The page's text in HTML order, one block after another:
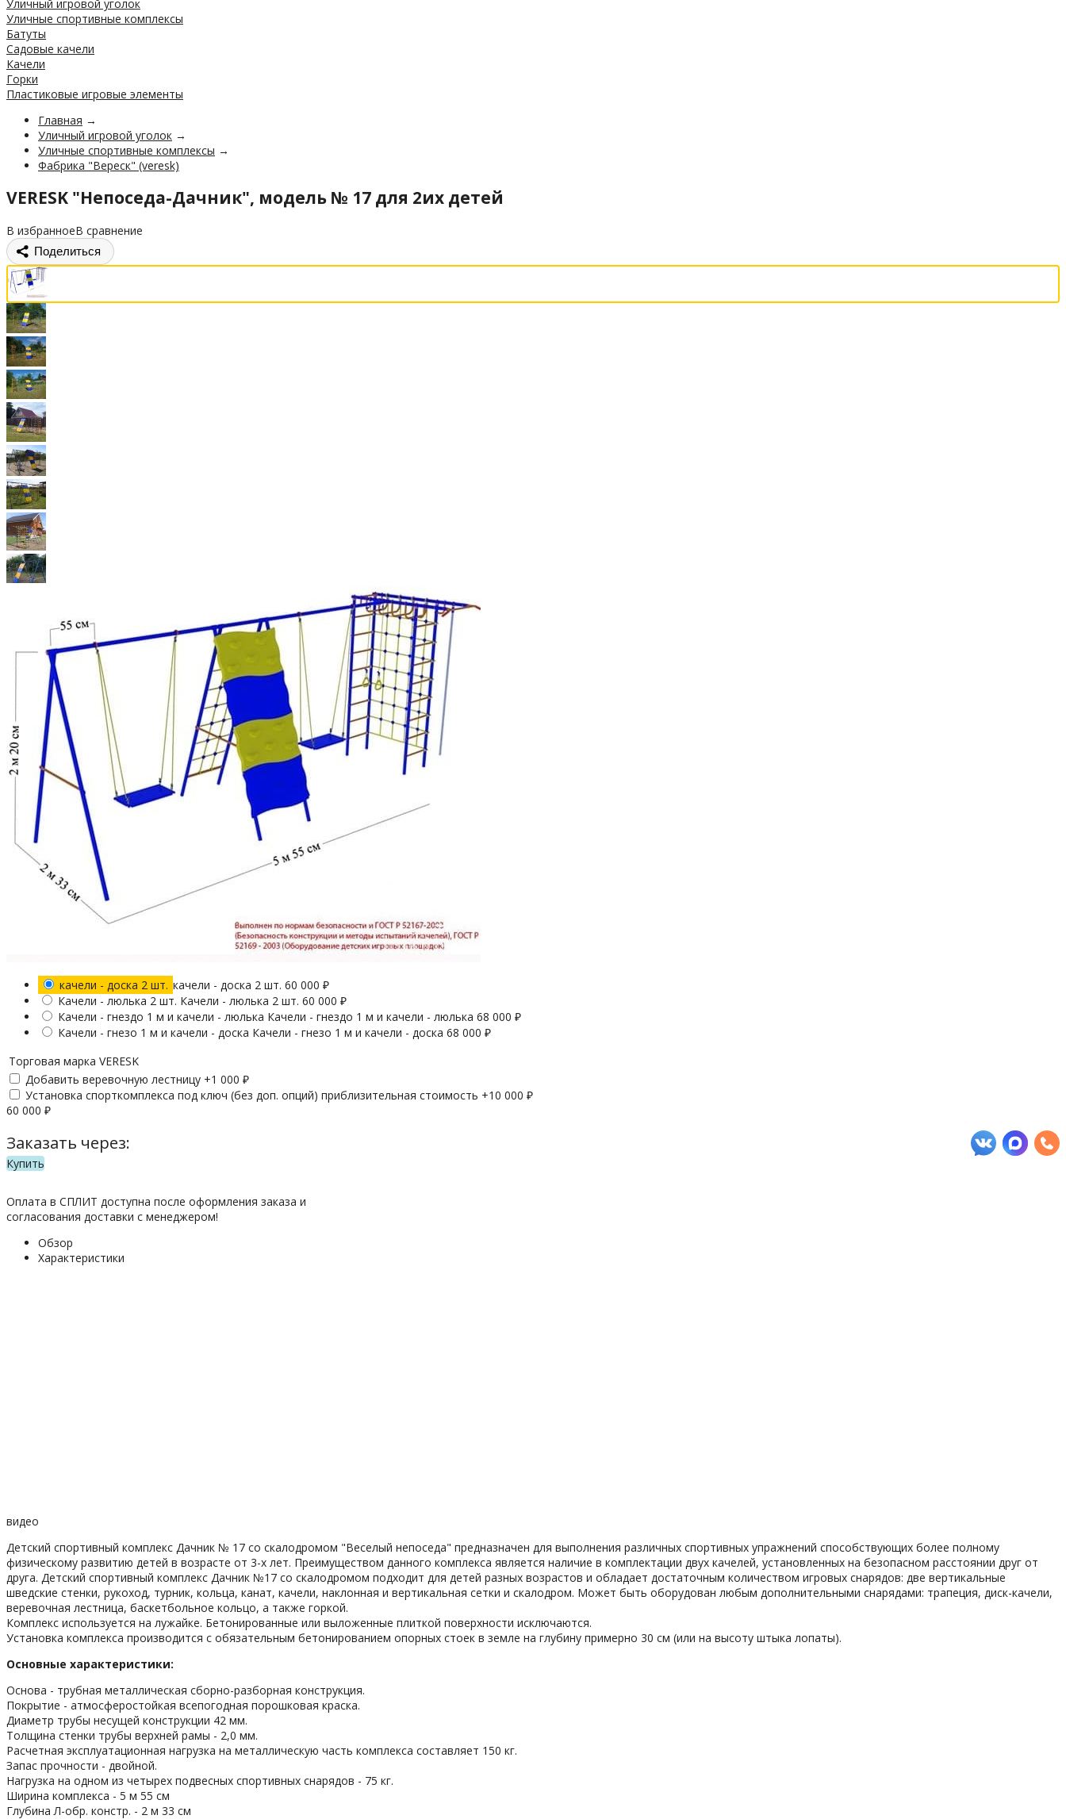
Уличный игровой уголок
Уличные спортивные комплексы
Батуты
Садовые качели
Качели
Горки
Пластиковые игровые элементы
Главная →
Уличный игровой уголок →
Уличные спортивные комплексы →
Фабрика "Вереск" (veresk)
VERESK "Непоседа-Дачник", модель № 17 для 2их детей
В избранноеВ сравнение
Поделиться
качели - доска 2 шт. качели - доска 2 шт. 60 000 ₽
Качели - люлька 2 шт. Качели - люлька 2 шт. 60 000 ₽
Качели - гнездо 1 м и качели - люлька Качели - гнездо 1 м и качели - люлька 68 000 ₽
Качели - гнезо 1 м и качели - доска Качели - гнезо 1 м и качели - доска 68 000 ₽
Торговая марка VERESK
Добавить веревочную лестницу +1 000 ₽
Установка спорткомплекса под ключ (без доп. опций) приблизительная стоимость +10 000 ₽
60 000 ₽
Заказать через:
Купить
Оплата в СПЛИТ доступна после оформления заказа и
согласования доставки с менеджером!
Обзор
Характеристики
видео
Детский спортивный комплекс Дачник № 17 со скалодромом "Веселый непоседа" предназначен для выполнения различных спортивных упражнений способствующих более полному
физическому развитию детей в возрасте от 3-х лет. Преимуществом данного комплекса является наличие в комплектации двух качелей, установленных на безопасном расстоянии друг от
друга. Детский спортивный комплекс Дачник №17 со скалодромом подходит для детей разных возрастов и обладает достаточным количеством игровых снарядов: две вертикальные
шведские стенки, рукоход, турник, кольца, канат, качели, наклонная и вертикальная сетки и скалодром. Может быть оборудован любым дополнительными снарядами: трапеция, диск-качели,
веревочная лестница, баскетбольное кольцо, а также горкой.
Комплекс используется на лужайке. Бетонированные или выложенные плиткой поверхности исключаются.
Установка комплекса производится с обязательным бетонированием опорных стоек в земле на глубину примерно 30 см (или на высоту штыка лопаты).
Основные характеристики:
Основа - трубная металлическая сборно-разборная конструкция.
Покрытие - атмосферостойкая всепогодная порошковая краска.
Диаметр трубы несущей конструкции 42 мм.
Толщина стенки трубы верхней рамы - 2,0 мм.
Расчетная эксплуатационная нагрузка на металлическую часть комплекса составляет 150 кг.
Запас прочности - двойной.
Нагрузка на одном из четырех подвесных спортивных снарядов - 75 кг.
Ширина комплекса - 5 м 55 см
Глубина Л-обр. констр. - 2 м 33 см